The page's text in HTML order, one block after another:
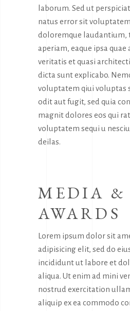
laborum. Sed ut
natus error sit
doloremque laudantium,
aperiam, eaque ipsa
veritatis et quasi
dicta sunt explicabo.
voluptatem qiui voluptas
odit aut fugit, sed quia
magnit dolores eos qui
voluptatem sequi u
deilas.
MEDIA &
AWARDS
Lorem ipsum dolor sit
adipisicing elit, sed do
incididunt ut labore et
aliqua. Ut enim ad mini
nostrud exercitation
aliquip ex ea commodo